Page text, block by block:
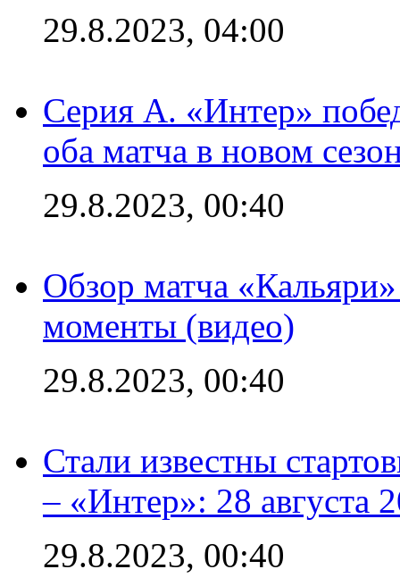
29.8.2023, 04:00
Серия А. «Интер»
оба матча в новом
29.8.2023, 00:40
Обзор матча
моменты (видео)
29.8.2023, 00:40
Стали известны
– «Интер»: 28 августа
29.8.2023, 00:40